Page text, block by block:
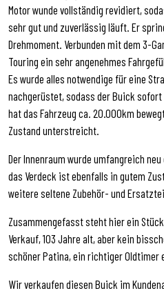
Motor wunde vollständig revidiert,
sehr gut und zuverlässig läuft. Er
Drehmoment. Verbunden mit dem 3-
Touring ein sehr angenehmes
Es wurde alles notwendige für eine
nachgerüstet, sodass der Buick
hat das Fahrzeug ca. 20.000km
Zustand unterstreicht.
Der Innenraum wurde umfangreich
das Verdeck ist ebenfalls in gutem
weitere seltene Zubehör- und
Zusammengefasst steht hier ein
Verkauf, 103 Jahre alt, aber kein
schöner Patina, ein richtiger Oldtimer
Wir verkaufen diesen Buick im